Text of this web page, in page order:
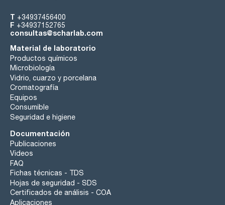
T +34937456400
F +34937152765
consultas@scharlab.com
Material de laboratorio
Productos químicos
Microbiología
Vidrio, cuarzo y porcelana
Cromatografía
Equipos
Consumible
Seguridad e higiene
Documentación
Publicaciones
Videos
FAQ
Fichas técnicas - TDS
Hojas de seguridad - SDS
Certificados de análisis - COA
Aplicaciones